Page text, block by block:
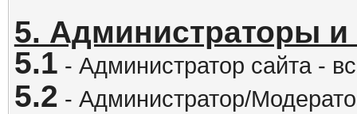
5. Администраторы
5.1 - Администратор сайта -
5.2 - Администратор/